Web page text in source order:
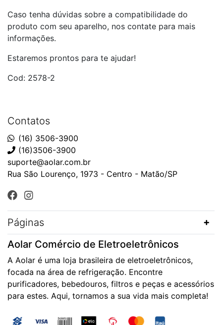
Caso tenha dúvidas sobre a compatibilidade do
produto com seu aparelho, nos contate para mais
informações.
Estaremos prontos para te ajudar!
Cod: 2578-2
Contatos
(16) 3506-3900
(16)3506-3900
suporte@aolar.com.br
Rua São Lourenço, 1973 - Centro - Matão/SP
Páginas
Aolar Comércio de Eletroeletrônicos
A Aolar é uma loja brasileira de eletroeletrônicos,
focada na área de refrigeração. Encontre
purificadores, bebedouros, filtros e peças e acessórios
para estes. Aqui, tornamos a sua vida mais completa!